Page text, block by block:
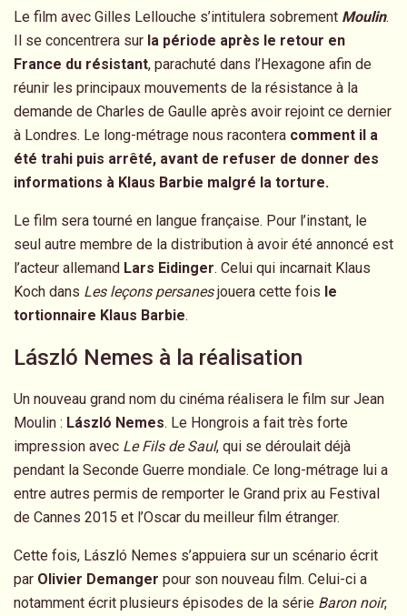
Le film avec Gilles Lellouche s’intitulera sobrement Moulin.
Il se concentrera sur la période après le retour en
France du résistant, parachuté dans l’Hexagone afin de
réunir les principaux mouvements de la résistance à la
demande de Charles de Gaulle après avoir rejoint ce dernier
à Londres. Le long-métrage nous racontera comment il a
été trahi puis arrêté, avant de refuser de donner des
informations à Klaus Barbie malgré la torture.
Le film sera tourné en langue française. Pour l’instant, le
seul autre membre de la distribution à avoir été annoncé est
l’acteur allemand Lars Eidinger. Celui qui incarnait Klaus
Koch dans Les leçons persanesjouera cette fois le
tortionnaire Klaus Barbie.
László Nemes à la réalisation
Un nouveau grand nom du cinéma réalisera le film sur Jean
Moulin : László Nemes. Le Hongrois a fait très forte
impression avec Le Fils de Saul, qui se déroulait déjà
pendant la Seconde Guerre mondiale. Ce long-métrage lui a
entre autres permis de remporter le Grand prix au Festival
de Cannes 2015 et l’Oscar du meilleur film étranger.
Cette fois, László Nemes s’appuiera sur un scénario écrit
par Olivier Demanger pour son nouveau film. Celui-ci a
notamment écrit plusieurs épisodes de la série Baron noir,